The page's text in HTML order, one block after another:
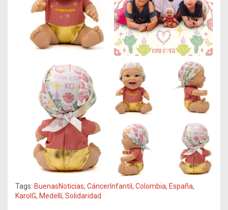
Tags: BuenasNoticias, CáncerInfantil, Colombia, España,
KarolG, Medellí, Solidaridad